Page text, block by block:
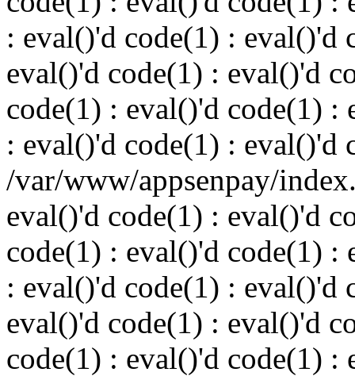
: eval()'d code(1) : eval()'d
eval()'d code(1) : eval()'d
code(1) : eval()'d code(1) :
: eval()'d code(1) : eval()'d
/var/www/appsenpay/
eval()'d code(1) : eval()'d
code(1) : eval()'d code(1) :
: eval()'d code(1) : eval()'d
eval()'d code(1) : eval()'d
code(1) : eval()'d code(1) :